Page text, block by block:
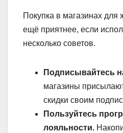
Покупка в магазинах для
ещё приятнее, если
несколько советов.
Подписывайтесь
магазины
скидки своим
Пользуйтесь
лояльности.